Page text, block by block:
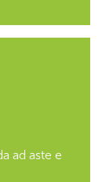
ad aste e